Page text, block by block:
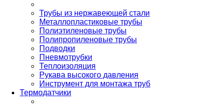
Трубы из нержавеющей стали
Металлопластиковые трубы
Полиэтиленовые трубы
Полипропиленовые трубы
Подводки
Пневмотрубки
Теплоизоляция
Рукава высокого давления
Инструмент для монтажа труб
Термодатчики